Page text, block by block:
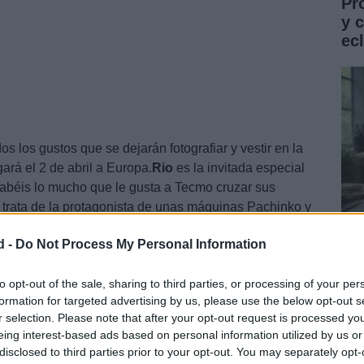
- Do Not Process My Personal Information
opt-out of the sale, sharing to third parties, or processing of your
for targeted advertising by us, please use the below opt-out
selection. Please note that after your opt-out request is processed
interest-based ads based on personal information utilized by us
to third parties prior to your opt-out. You may separately
los gustos que se dejarán fotografiar y vestir en la
el 2 de abril a Europa. Rio es la invitada especial
lo mucho que le gusta a Tecmo cruzar sus
de la protagonista de unas máquinas Pachinko y
por la misma compañía.
y